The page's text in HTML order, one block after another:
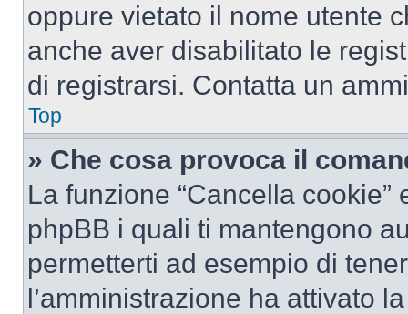
oppure vietato il nome utente
anche aver disabilitato le
di registrarsi. Contatta un
Top
» Che cosa provoca il
La funzione “Cancella
phpBB i quali ti mantengono
permetterti ad esempio di
l’amministrazione ha attivato